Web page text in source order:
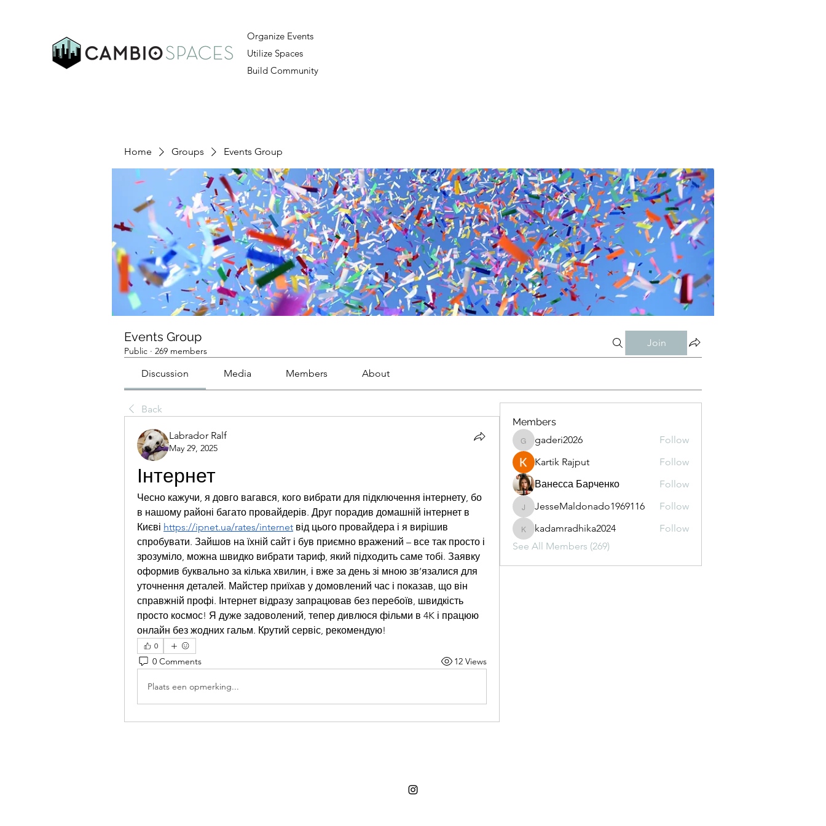
Organize Events
Utilize Spaces
Build Community
Home Groups Events Group
Events Group
Public · 269 members
Join
Discussion Media Members About
Back
Labrador Ralf
May 29, 2025
Інтернет
Чесно кажучи, я довго вагався, кого вибрати для підключення інтернету, бо
в нашому районі багато провайдерів. Друг порадив домашній інтернет в
Києві https://ipnet.ua/rates/internet від цього провайдера і я вирішив
спробувати. Зайшов на їхній сайт і був приємно вражений – все так просто і
зрозуміло, можна швидко вибрати тариф, який підходить саме тобі. Заявку
оформив буквально за кілька хвилин, і вже за день зі мною зв’язалися для
уточнення деталей. Майстер приїхав у домовлений час і показав, що він
справжній профі. Інтернет відразу запрацював без перебоїв, швидкість
просто космос! Я дуже задоволений, тепер дивлюся фільми в 4K і працюю
онлайн без жодних гальм. Крутий сервіс, рекомендую!
0
0 Comments 12 Views
Plaats een opmerking...
Members
gaderi2026
gaderi2026
Follow
Kartik Rajput
Follow
Ванесса Барченко
Follow
JesseMaldonado1969116
JesseMaldonado1969116 Follow
kadamradhika2024
kadamradhika2024
Follow
See All Members (269)